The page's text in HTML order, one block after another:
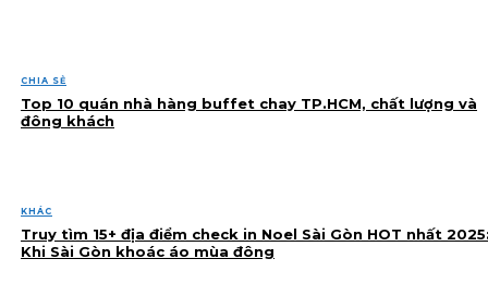
CHIA SẺ
Top 10 quán nhà hàng buffet chay TP.HCM, chất lượng và
đông khách
KHÁC
Truy tìm 15+ địa điểm check in Noel Sài Gòn HOT nhất
Khi Sài Gòn khoác áo mùa đông